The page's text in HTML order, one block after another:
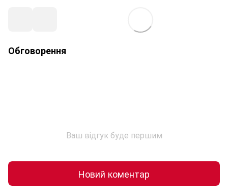
Обговорення
Ваш відгук буде першим
Новий коментар